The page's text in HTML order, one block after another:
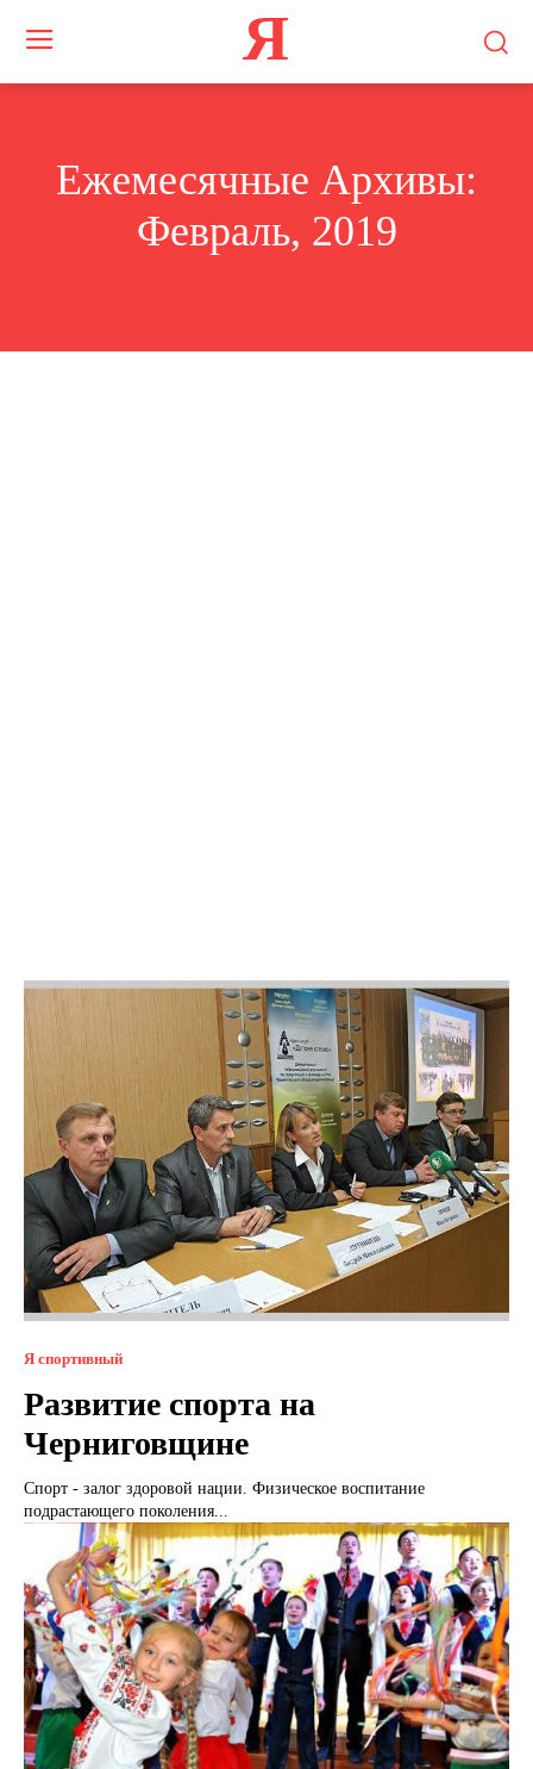
Я
Ежемесячные Архивы:
Февраль, 2019
Я спортивный
Развитие спорта на
Черниговщине
Спорт - залог здоровой нации. Физическое воспитание
подрастающего поколения...